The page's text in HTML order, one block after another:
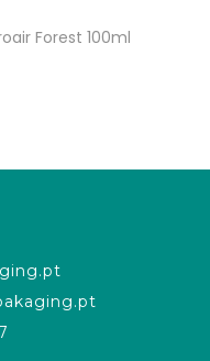
Forest 100ml